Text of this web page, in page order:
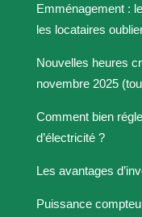
Emménagement :
les locataires
Nouvelles heures
novembre 2025
Comment bien
d’électricité ?
Les avantages
Puissance